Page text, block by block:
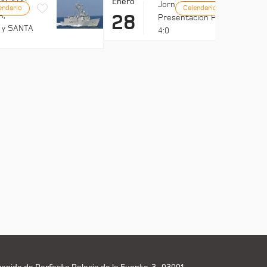
SANTA
28
Jornadas UMH:
Presentación Ports
4:0
Calendario